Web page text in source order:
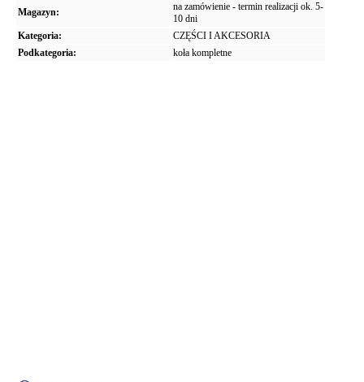
Magazyn:
na zamówienie - termin realizacji ok. 5-
10 dni
Kategoria:
CZĘŚCI I AKCESORIA
Podkategoria:
koła kompletne